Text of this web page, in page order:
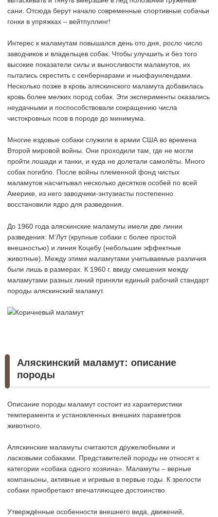
сани. Отсюда берут начало современные спортивные собачьи
гонки в упряжках – вейтпуллинг!
Интерес к маламутам повышался день ото дня, росло число
заводчиков и владельцев собак. Чтобы улучшить и без того
высокие показатели силы и выносливости маламутов, их
пытались скрестить с сенбернарами и ньюфаунлендами.
Несколько позже в кровь аляскинского маламута добавилась
кровь более мелких пород собак. Эти эксперименты оказались
неудачными и поспособствовали сокращению числа
чистокровных псов в породе до минимума.
Многие ездовые собаки служили в армии США во времена
Второй мировой войны. Они проходили там, где не могли
пройти лошади и танки, и куда не долетали самолёты. Много
собак погибло. После войны племенной фонд чистых
маламутов насчитывал несколько десятков особей по всей
Америке, из него заводчики-энтузиасты постепенно
восстановили ядро для разведения.
До 1960 года аляскинские маламуты имели две линии
разведения: М’Лут (крупные собаки с более простой
внешностью) и линия Коцебу (небольшие эффектные
животные). Между этими маламутами учитываемые различия
были лишь в размерах. К 1960 г. ввиду смешения между
маламутами разных линий приняли единый рабочий стандарт
породы аляскинский маламут.
Аляскинский маламут: описание
породы
Описание породы маламут состоит из характеристики
темперамента и установленных внешних параметров
животного.
Аляскинские маламуты считаются дружелюбными и
ласковыми собаками. Представителей породы не относят к
категории «собака одного хозяина». Маламуты – верные
компаньоны, активные и игривые в первые годы. К зрелости
собаки приобретают впечатляющее достоинство.
Утверждённые особенности внешнего вида, движений,